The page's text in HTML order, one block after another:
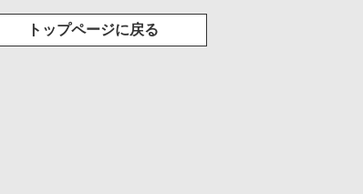
トップページに戻る